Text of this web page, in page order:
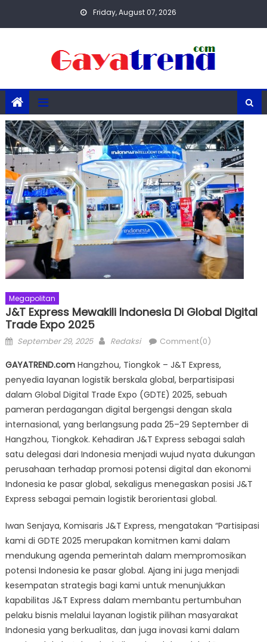
Friday, August 07, 2026
Megapolitan
J&T Express Mewakili Indonesia Di Global Digital
Trade Expo 2025
Posted
September 29, 2025 Author
Redaksi Comment(0)
GAYATREND.comHangzhou, Tiongkok – J&T Express,
penyedia layanan logistik berskala global, berpartisipasi
dalam Global Digital Trade Expo (GDTE) 2025, sebuah
pameran perdagangan digital bergengsi dengan skala
internasional, yang berlangsung pada 25–29 September di
Hangzhou, Tiongkok. Kehadiran J&T Express sebagai salah
satu delegasi dari Indonesia menjadi wujud nyata dukungan
perusahaan terhadap promosi potensi digital dan ekonomi
Indonesia ke pasar global, sekaligus menegaskan posisi J&T
Express sebagai pemain logistik berorientasi global.
Iwan Senjaya, Komisaris J&T Express, mengatakan “Partisipasi
kami di GDTE 2025 merupakan komitmen kami dalam
mendukung agenda pemerintah dalam mempromosikan
potensi Indonesia ke pasar global. Ajang ini juga menjadi
kesempatan strategis bagi kami untuk menunjukkan
kapabilitas J&T Express dalam membantu pertumbuhan
pelaku bisnis melalui layanan logistik pilihan masyarakat
Indonesia yang berkualitas, dan juga inovasi kami dalam